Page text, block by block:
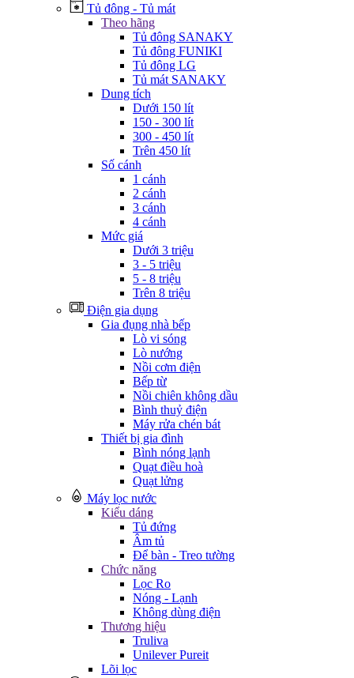
Tủ đông - Tủ mát
Theo hãng
Tủ đông SANAKY
Tủ đông FUNIKI
Tủ đông LG
Tủ mát SANAKY
Dung tích
Dưới 150 lít
150 - 300 lít
300 - 450 lít
Trên 450 lít
Số cánh
1 cánh
2 cánh
3 cánh
4 cánh
Mức giá
Dưới 3 triệu
3 - 5 triệu
5 - 8 triệu
Trên 8 triệu
Điện gia dụng
Gia đụng nhà bếp
Lò vi sóng
Lò nướng
Nồi cơm điện
Bếp từ
Nồi chiên không dầu
Bình thuỷ điện
Máy rửa chén bát
Thiết bị gia đình
Bình nóng lạnh
Quạt điều hoà
Quạt lửng
Máy lọc nước
Kiểu dáng
Tủ đứng
Âm tủ
Để bàn - Treo tường
Chức năng
Lọc Ro
Nóng - Lạnh
Không dùng điện
Thương hiệu
Truliva
Unilever Pureit
Lõi lọc